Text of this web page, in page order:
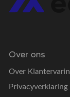
Over ons
Over
Privacyverklaring